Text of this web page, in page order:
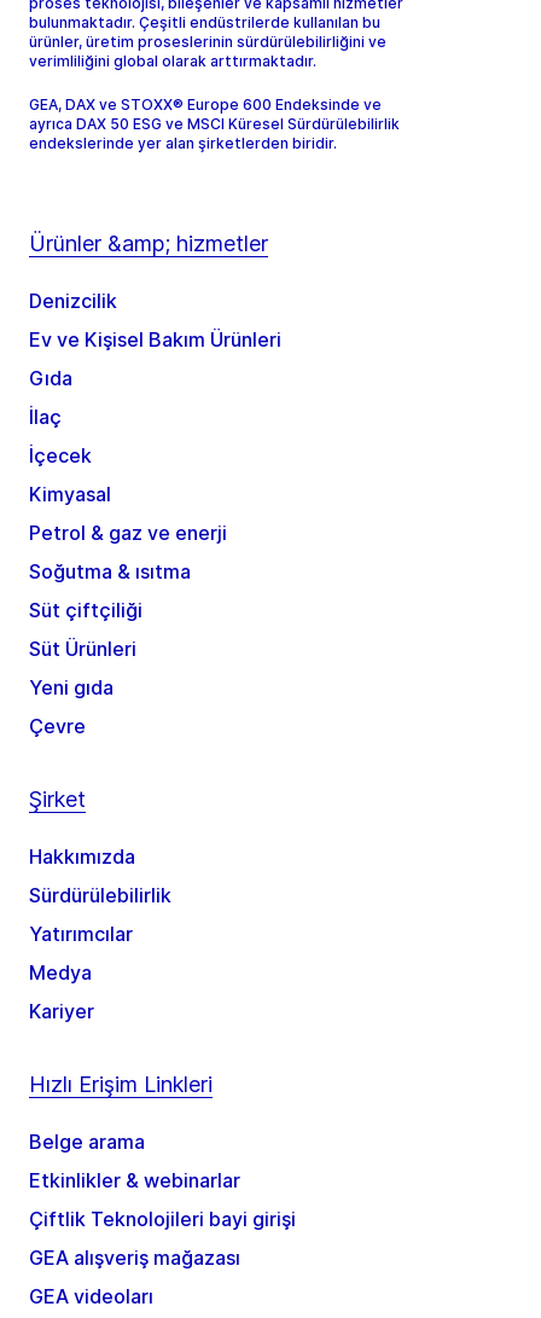
bulunmaktadır. Çeşitli endüstrilerde kullanılan bu
ürünler, üretim proseslerinin sürdürülebilirliğini ve
verimliliğini global olarak arttırmaktadır.
GEA, DAX ve STOXX® Europe 600 Endeksinde ve
ayrıca DAX 50 ESG ve MSCI Küresel Sürdürülebilirlik
endekslerinde yer alan şirketlerden biridir.
Ürünler &amp; hizmetler
Denizcilik
Ev ve Kişisel Bakım Ürünleri
Gıda
İlaç
İçecek
Kimyasal
Petrol & gaz ve enerji
Soğutma & ısıtma
Süt çiftçiliği
Süt Ürünleri
Yeni gıda
Çevre
Şirket
Hakkımızda
Sürdürülebilirlik
Yatırımcılar
Medya
Kariyer
Hızlı Erişim Linkleri
Belge arama
Etkinlikler & webinarlar
Çiftlik Teknolojileri bayi girişi
GEA alışveriş mağazası
GEA videoları